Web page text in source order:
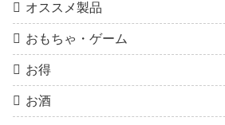
オススメ製品
おもちゃ・ゲーム
お得
お酒